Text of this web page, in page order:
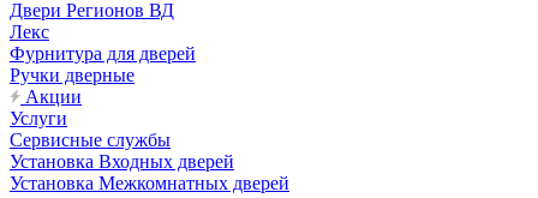
Двери Регионов ВД
Лекс
Фурнитура для дверей
Ручки дверные
Акции
Услуги
Сервисные службы
Установка Входных дверей
Установка Межкомнатных дверей